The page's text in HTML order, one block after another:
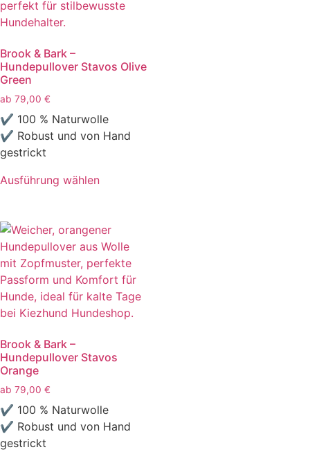
Brook & Bark –
Hundepullover Stavos Olive
Green
ab 79,00 €
✔ 100 % Naturwolle
✔ Robust und von Hand
gestrickt
Ausführung wählen
Brook & Bark –
Hundepullover Stavos
Orange
ab 79,00 €
✔ 100 % Naturwolle
✔ Robust und von Hand
gestrickt